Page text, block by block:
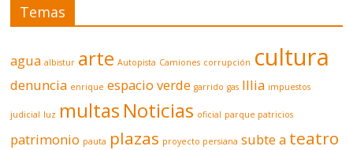
Temas
agua albistur arte Autopista Camiones corrupción cultura
denuncia enrique espacio verde garrido gas Illia impuestos
judicial luz multas Noticias oficial parque patricios
patrimonio pauta plazas proyecto persiana subte a teatro